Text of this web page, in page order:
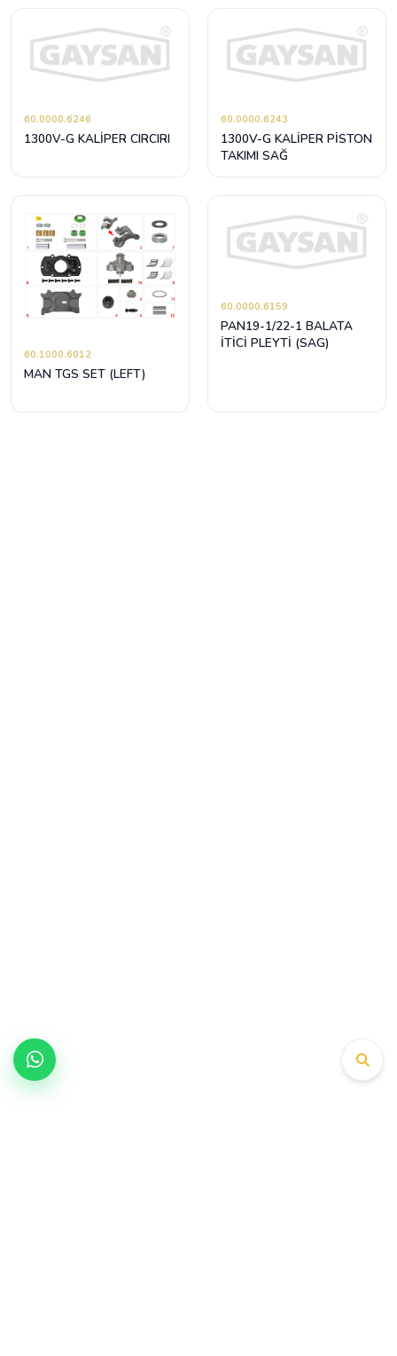
60.0000.6246
1300V-G KALİPER CIRCIRI
60.0000.6243
1300V-G KALİPER PİSTON
TAKIMI SAĞ
60.1000.6012
MAN TGS SET (LEFT)
60.0000.6159
PAN19-1/22-1 BALATA
İTİCİ PLEYTİ (SAG)